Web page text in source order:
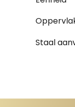
Staal